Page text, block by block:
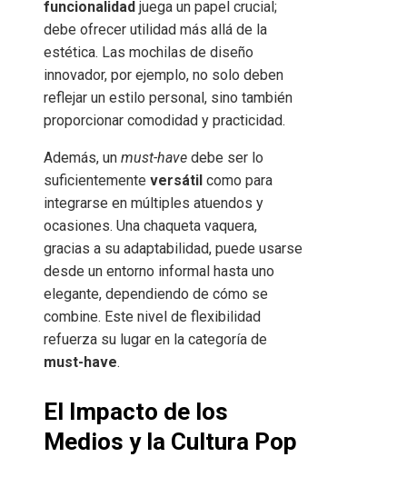
funcionalidad juega un papel crucial;
debe ofrecer utilidad más allá de la
estética. Las mochilas de diseño
innovador, por ejemplo, no solo deben
reflejar un estilo personal, sino también
proporcionar comodidad y practicidad.
Además, un must-have debe ser lo
suficientemente versátil como para
integrarse en múltiples atuendos y
ocasiones. Una chaqueta vaquera,
gracias a su adaptabilidad, puede usarse
desde un entorno informal hasta uno
elegante, dependiendo de cómo se
combine. Este nivel de flexibilidad
refuerza su lugar en la categoría de
must-have.
El Impacto de los
Medios y la Cultura Pop